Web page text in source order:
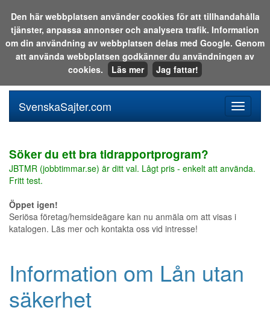
Sök i katalogen eller på webben:
meny
SvenskaSajter.com
Söker du ett bra tidrapportprogram?
JBTMR (jobbtimmar.se) är ditt val. Lågt pris - enkelt att använda.
Fritt test.
Öppet igen!
Seriösa företag/hemsideägare kan nu anmäla om att visas i
katalogen. Läs mer och kontakta oss vid intresse!
Information om Lån utan
säkerhet
Den här webbplatsen använder cookies för att tillhandahålla
tjänster, anpassa annonser och analysera trafik. Information
om din användning av webbplatsen delas med Google. Genom
att använda webbplatsen godkänner du användningen av
cookies.
Läs mer Jag fattar!